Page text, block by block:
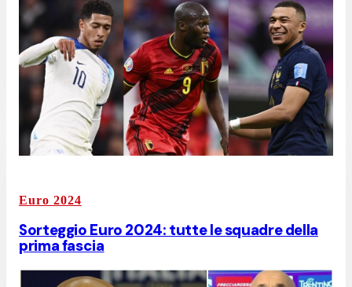
Euro 2024
Sorteggio Euro 2024: tutte le squadre della
prima fascia